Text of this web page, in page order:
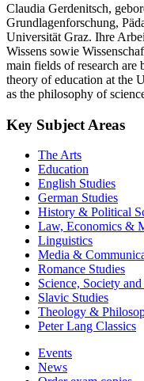
Claudia Gerdenitsch,
Grundlagenforschung,
Universität Graz. Ihre
Wissens sowie
main fields of research are
theory of education at the
as the philosophy of
Key Subject Areas
The Arts
Education
English Studies
German Studies
History & Political
Law, Economics &
Linguistics
Media &
Romance Studies
Science, Society
Slavic Studies
Theology &
Peter Lang Classics
Events
News